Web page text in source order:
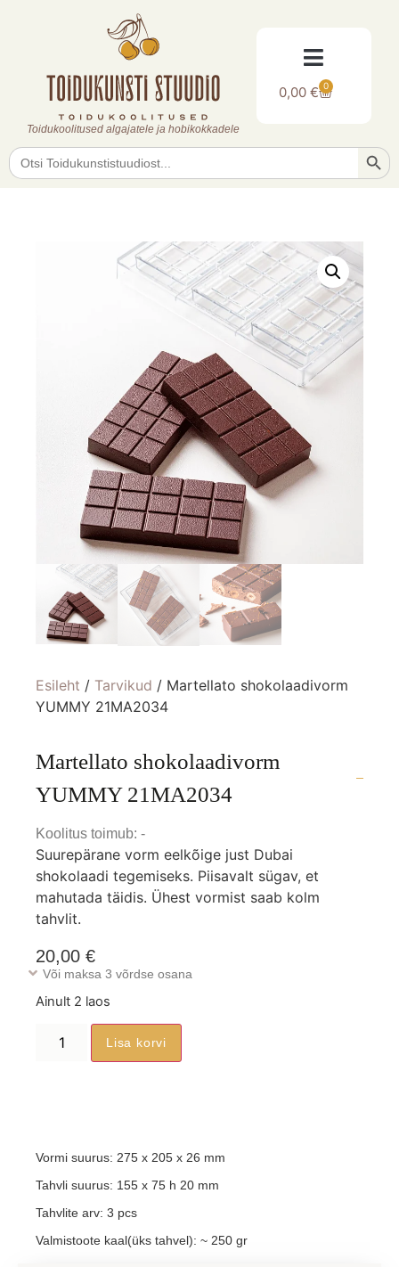
Toidukoolitused algajatele ja hobikokkadele
0,00€ 0
Search
for:
Esileht / Tarvikud / Martellato shokolaadivorm
YUMMY 21MA2034
Martellato shokolaadivorm
YUMMY 21MA2034
Koolitus toimub: -
Suurepärane vorm eelkõige just Dubai
shokolaadi tegemiseks. Piisavalt sügav, et
mahutada täidis. Ühest vormist saab kolm
tahvlit.
20,00 €
Või maksa 3 võrdse osana
Ainult 2 laos
Lisa korvi
Vormi suurus: 275 x 205 x 26 mm
Tahvli suurus: 155 x 75 h 20 mm
Tahvlite arv: 3 pcs
Valmistoote kaal(üks tahvel): ~ 250 gr